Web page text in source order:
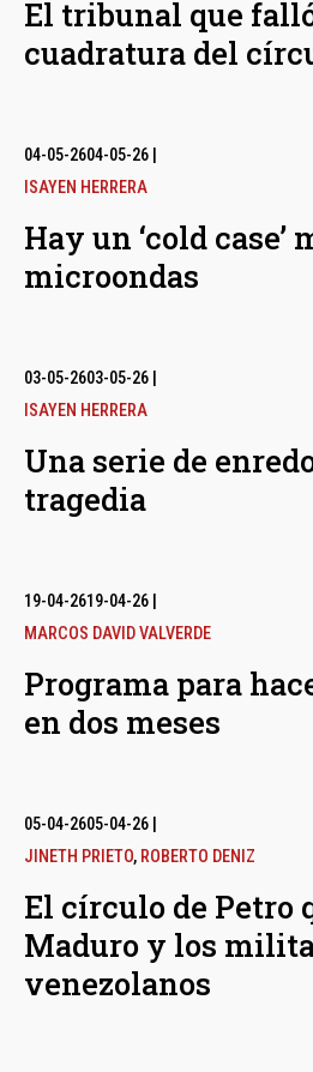
El tribunal que
cuadratura del
04-05-2604-05-26
ISAYEN HERRERA
Hay un ‘cold case’
microondas
03-05-2603-05-26
ISAYEN HERRERA
Una serie de
tragedia
19-04-2619-04-26
MARCOS DAVID VALVERDE
Programa para
en dos meses
05-04-2605-04-26
JINETH PRIETO, ROBERTO DENIZ
El círculo de Petro
Maduro y los
venezolanos